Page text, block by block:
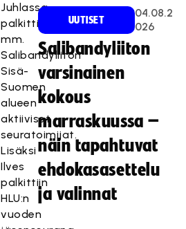
Juhlassa
palkittiin
mm.
Salibandyliiton
Sisä-
Suomen
alueen
aktiiviset
seuratoimijat.
Lisäksi
Ilves
palkittiin
HLU:n
vuoden
UUTISET
04.08.2
026
Salibandyliiton
varsinainen
kokous
marraskuussa –
näin tapahtuvat
ehdokasasettelu
ja valinnat